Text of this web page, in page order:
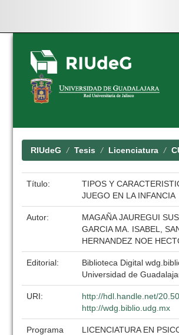
Skip
navigation
RIUdeG Tesis Licenciatura
Título:
TIPOS Y
JUEGO EN LA INFANCIA
Autor:
MAGAÑA JAUREGUI
GARCIA MA. ISABEL,
HERNANDEZ NOE
Editorial:
Biblioteca Digital
Universidad de
URI:
http://hdl.handle.net/
http://wdg.biblio.udg.mx
Programa
LICENCIATURA EN